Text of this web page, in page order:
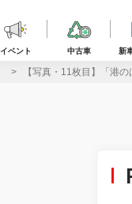
イベント 中古車 新
【写真・11枚目】「港